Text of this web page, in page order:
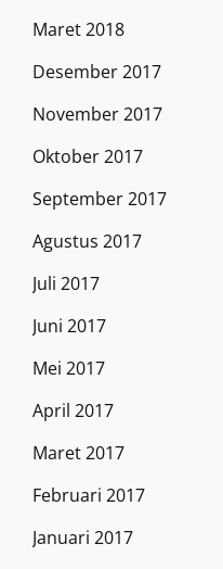
Maret 2018
Desember 2017
November 2017
Oktober 2017
September 2017
Agustus 2017
Juli 2017
Juni 2017
Mei 2017
April 2017
Maret 2017
Februari 2017
Januari 2017